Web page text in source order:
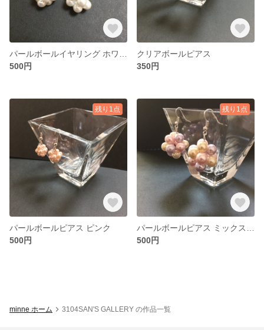
500円
クリアボールピアス
350円
残り1点
パールボールピアス ピンク
500円
残り1点
500円
minne ホーム 3104SAN'S GALLERY の作品一覧